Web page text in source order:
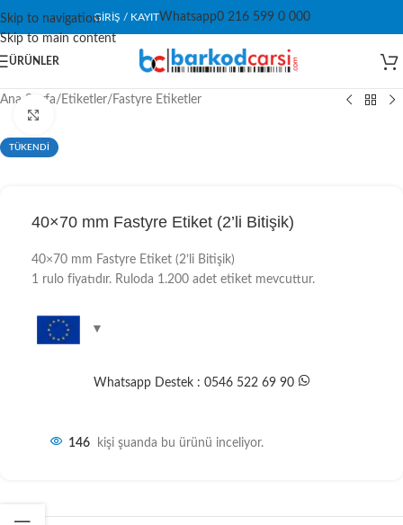
Skip to navigation
Skip to main content
GIRIŞ / KAYITWhatsapp0 216 599 0 000
ÜRÜNLER
Ana Sayfa/ Etiketler/ Fastyre Etiketler
TÜKENDİ
40×70 mm Fastyre Etiket (2’li Bitişik)
40×70 mm Fastyre Etiket (2’li Bitişik)
1 rulo fiyatıdır. Ruloda 1.200 adet etiket mevcuttur.
Whatsapp Destek : 0546 522 69 90
146 kişi şuanda bu ürünü inceliyor.